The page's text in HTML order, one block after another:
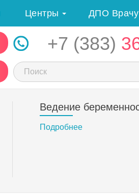
Центры ДПО
+7 (383)
Ведение
Подробнее